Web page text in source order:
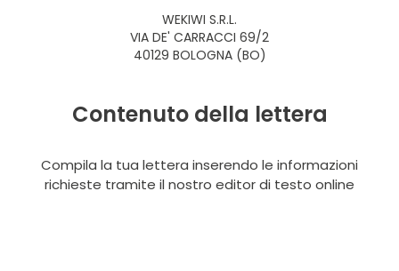
WEKIWI S.R.L.
VIA DE' CARRACCI 69/2
40129 BOLOGNA (BO)
Contenuto della lettera
Compila la tua lettera inserendo le informazioni
richieste tramite il nostro editor di testo online